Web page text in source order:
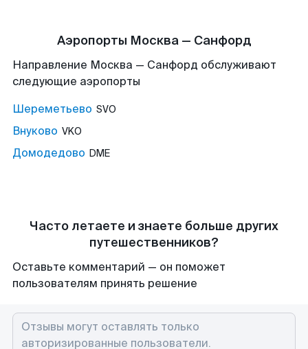
Аэропорты Москва — Санфорд
Направление Москва — Санфорд обслуживают
следующие аэропорты
Шереметьево SVO
Внуково VKO
Домодедово DME
Часто летаете и знаете больше других
путешественников?
Оставьте комментарий — он поможет
пользователям принять решение